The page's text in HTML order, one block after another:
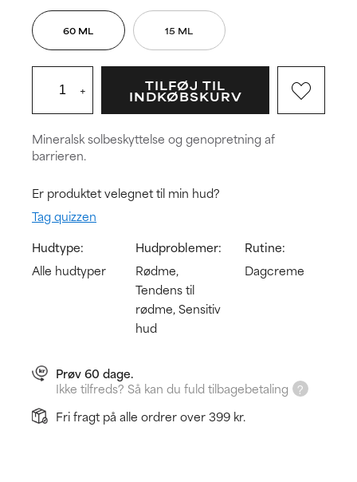
Mineralsk solbeskyttelse og genopretning af
barrieren.
Er produktet velegnet til min hud?
Tag quizzen
Hudtype:
Alle hudtyper
Hudproblemer:
Rødme,
Tendens til
rødme, Sensitiv
hud
Rutine:
Dagcreme
60 ML 15 ML
+ TILFØJ TIL
INDKØBSKURV
Prøv 60 dage.
Ikke tilfreds? Så kan du fuld tilbagebetaling
Fri fragt på alle ordrer over 399 kr.